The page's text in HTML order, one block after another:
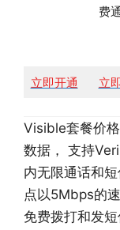
费
立即开通 立
Visible套餐价
数据， 支持
内无限通话和
点以5Mbps的
免费拨打和发